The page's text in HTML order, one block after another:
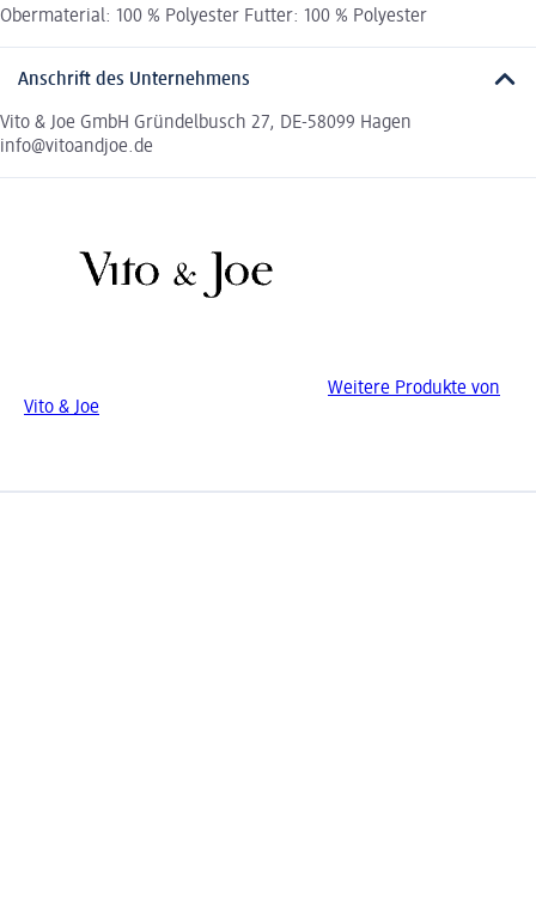
Obermaterial: 100 % Polyester Futter: 100 % Polyester
Anschrift des Unternehmens
Vito & Joe GmbH Gründelbusch 27, DE-58099 Hagen
info@vitoandjoe.de
Weitere Produkte von
Vito & Joe